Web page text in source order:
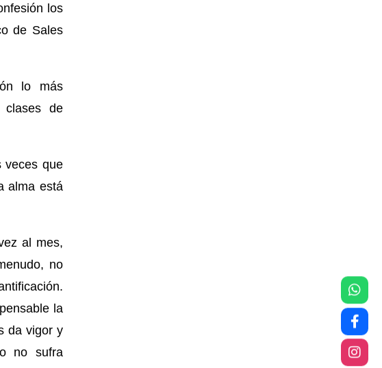
los
de Sales
lo más
clases de
veces que
alma está
al mes,
no
la
da vigor y
no sufra